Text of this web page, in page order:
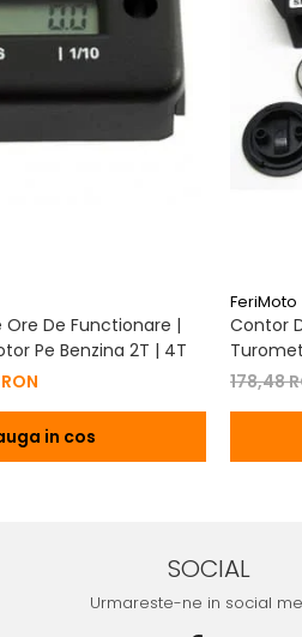
De Functionare |
Pe Benzina 2T | 4T
in cos
FeriMoto
Contor
Cu
178,48
SOCIAL
Urmareste-ne in social